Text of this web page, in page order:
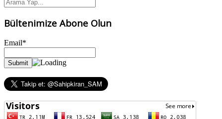
Bültenimize Abone Olun
Email*